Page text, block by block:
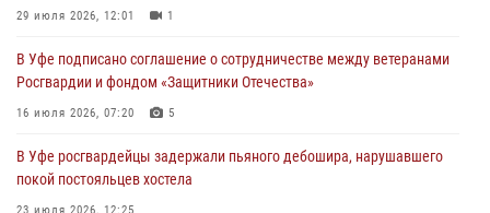
03 августа 2026, 04:15
Начальник отделения учёта и комплектования Росгвардии
Башкортостана ответил на вопросы граждан
30 июля 2026, 12:54
В Уфе росгвардецы задержали дебошира, который был в розыске
за преступления против половой неприкосновенности (видео)
29 июля 2026, 12:01 1
В Уфе подписано соглашение о сотрудничестве между ветеранами
Росгвардии и фондом «Защитники Отечества»
16 июля 2026, 07:20 5
В Уфе росгвардейцы задержали пьяного дебошира, нарушавшего
покой постояльцев хостела